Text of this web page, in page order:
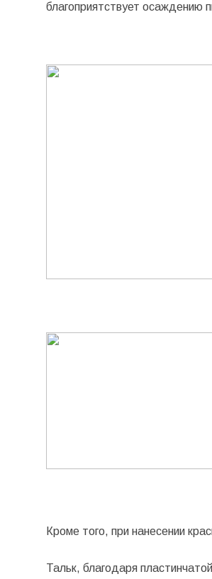
благоприятствует осаждению
Кроме того, при нанесении
Тальк, благодаря